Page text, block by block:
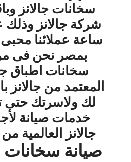
سخانات جالانز
ساعة عملائنا محبى
بمصر نحن فى
سخانات اطباق
المعتمد من جالانز
لك ولاسرتك حتى
خدمات صيانة
جالانز العالمية
صيانة سخانات